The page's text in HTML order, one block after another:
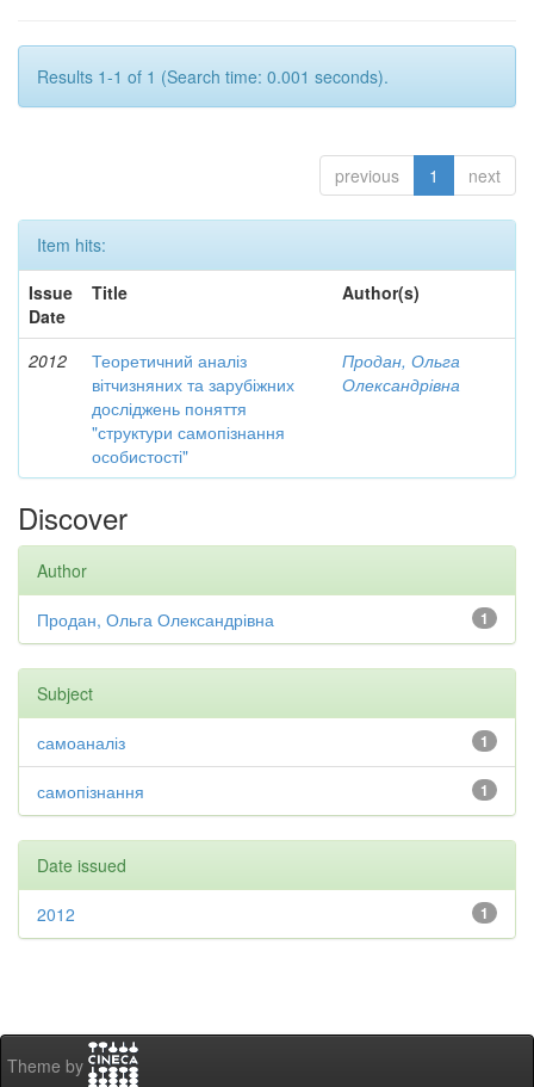
Results 1-1 of 1 (Search time: 0.001 seconds).
previous 1 next
Item hits:
Issue
Date
Title Author(s)
2012
Теоретичний аналіз
вітчизняних та зарубіжних
досліджень поняття
"структури самопізнання
особистості"
Продан, Ольга
Олександрівна
Discover
Author
1
Продан, Ольга Олександрівна
Subject
1
самоаналіз
1
самопізнання
Date issued
1
2012
Theme by